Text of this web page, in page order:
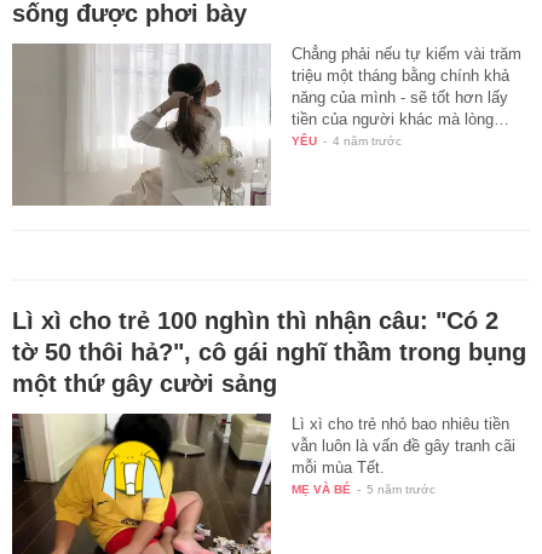
sống được phơi bày
Chẳng phải nếu tự kiếm vài trăm
triệu một tháng bằng chính khả
năng của mình - sẽ tốt hơn lấy
tiền của người khác mà lòng…
YÊU - 4 năm trước
Lì xì cho trẻ 100 nghìn thì nhận câu: "Có 2
tờ 50 thôi hả?", cô gái nghĩ thầm trong bụng
một thứ gây cười sảng
Lì xì cho trẻ nhỏ bao nhiêu tiền
vẫn luôn là vấn đề gây tranh cãi
mỗi mùa Tết.
MẸ VÀ BÉ - 5 năm trước